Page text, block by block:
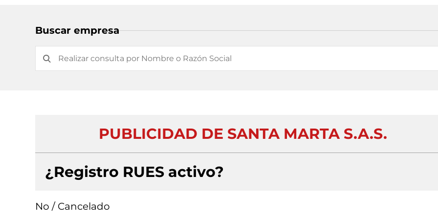
Buscar empresa
PUBLICIDAD DE SANTA MARTA S.A.S.
¿Registro RUES activo?
No / Cancelado